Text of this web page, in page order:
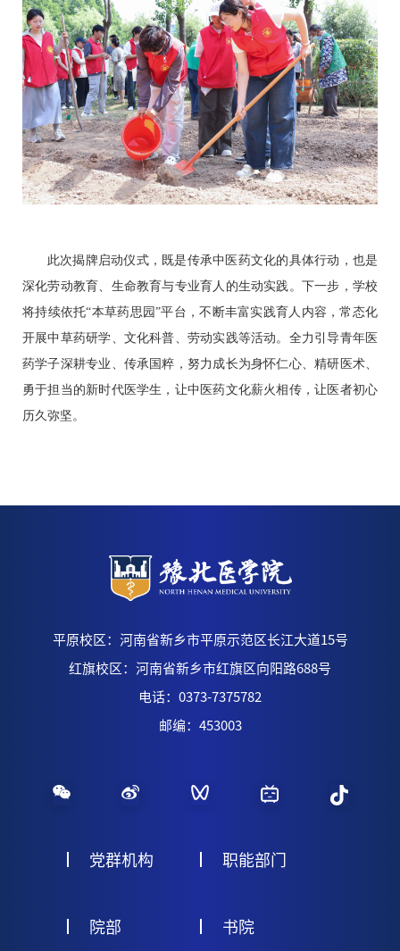
此次揭牌启动仪式，既是传承中医药文化的具体行动，也是
深化劳动教育、生命教育与专业育人的生动实践。下一步，学校
将持续依托“本草药思园”平台，不断丰富实践育人内容，常态化
开展中草药研学、文化科普、劳动实践等活动。全力引导青年医
药学子深耕专业、传承国粹，努力成长为身怀仁心、精研医术、
勇于担当的新时代医学生，让中医药文化薪火相传，让医者初心
历久弥坚。
平原校区：河南省新乡市平原示范区长江大道15号
红旗校区：河南省新乡市红旗区向阳路688号
电话：0373-7375782
邮编：453003
党群机构 职能部门
院部 书院